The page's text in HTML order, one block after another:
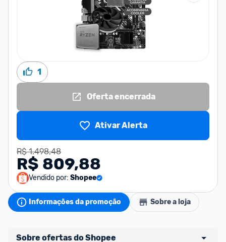
1
Oferta encerrada
Ativar Alerta
R$ 1.498,48
R$ 809,88
Vendido por: Shopee
Informações da promoção Sobre a loja
Sobre ofertas do Shopee